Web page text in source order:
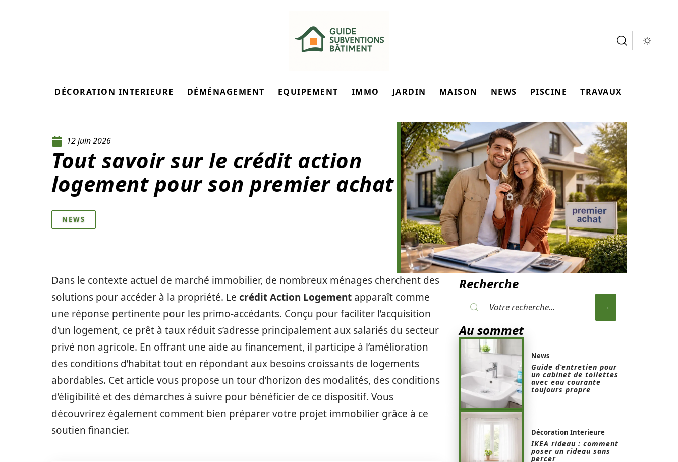
DÉCORATION INTERIEURE DÉMÉNAGEMENT EQUIPEMENT IMMO JARDIN MAISON NEWS PISCINE TRAVAUX
12 juin 2026
Tout savoir sur le crédit action
logement pour son premier achat
NEWS
Dans le contexte actuel de marché immobilier, de nombreux ménages cherchent des
solutions pour accéder à la propriété. Le crédit Action Logement apparaît comme
une réponse pertinente pour les primo-accédants. Conçu pour faciliter l’acquisition
d’un logement, ce prêt à taux réduit s’adresse principalement aux salariés du secteur
privé non agricole. En offrant une aide au financement, il participe à l’amélioration
des conditions d’habitat tout en répondant aux besoins croissants de logements
abordables. Cet article vous propose un tour d’horizon des modalités, des conditions
d’éligibilité et des démarches à suivre pour bénéficier de ce dispositif. Vous
découvrirez également comment bien préparer votre projet immobilier grâce à ce
soutien financier.
Recherche
Au sommet
News
Guide d’entretien pour
un cabinet de toilettes
avec eau courante
toujours propre
Décoration Interieure
IKEA rideau : comment
poser un rideau sans
percer